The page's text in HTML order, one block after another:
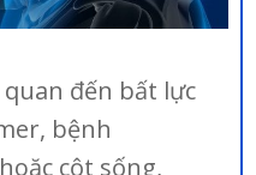
đến bất lực
bệnh
cột sống,